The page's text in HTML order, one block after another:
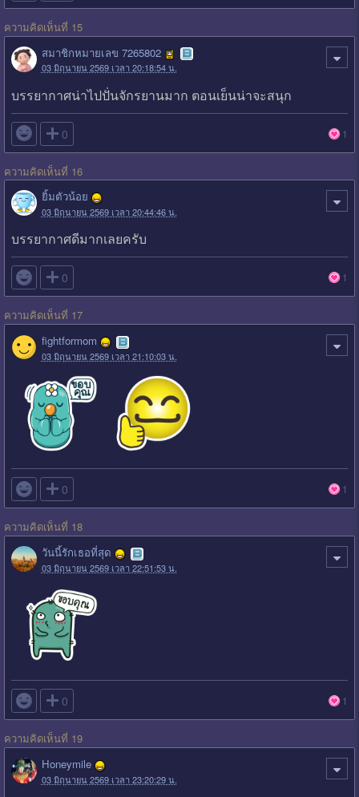
ความคิดเห็นที่ 15
สมาชิกหมายเลข 7265802
03 มิถุนายน 2569 เวลา 20:18:54 น.
บรรยากาศน่าไปปั่นจักรยานมาก ตอนเย็นน่าจะสนุก
 0 1
ความคิดเห็นที่ 16
ยิ้มตัวน้อย
03 มิถุนายน 2569 เวลา 20:44:46 น.
บรรยากาศดีมากเลยครับ
 0 1
ความคิดเห็นที่ 17
fightformom
03 มิถุนายน 2569 เวลา 21:10:03 น.
 0 1
ความคิดเห็นที่ 18
วันนี้รักเธอที่สุด
03 มิถุนายน 2569 เวลา 22:51:53 น.
 0 1
ความคิดเห็นที่ 19
Honeymile
03 มิถุนายน 2569 เวลา 23:20:29 น.